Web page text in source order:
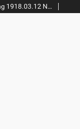
Gostyner Kreisblatt und Zeitung 1918.03.12 Nr 58